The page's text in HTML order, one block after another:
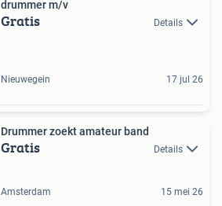
drummer m/v
Gratis Details
Nieuwegein 17 jul 26
Drummer zoekt amateur band
Gratis Details
Amsterdam 15 mei 26